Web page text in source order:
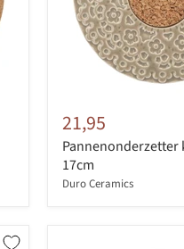
21,95
Pannenonderzetter
17cm
Duro Ceramics